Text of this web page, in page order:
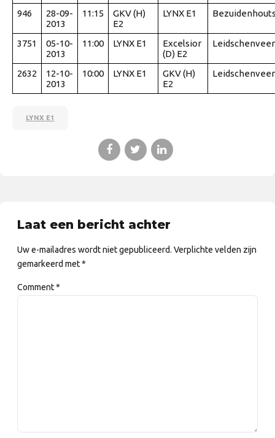
946
28-09-
2013
11:15
GKV (H)
E2
LYNX E1
3751
05-10-
2013
11:00 LYNX E1
Excelsior
(D) E2
2632
12-10-
2013
10:00 LYNX E1
GKV (H)
E2
LYNX E1
Laat een bericht achter
Uw e-mailadres wordt niet gepubliceerd. Verplichte velden zijn
gemarkeerd met *
Comment*